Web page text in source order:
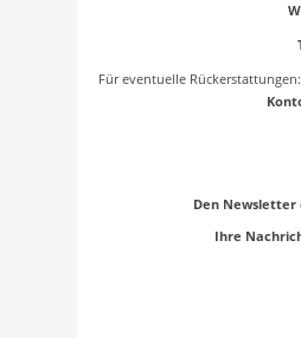
Für eventuelle Rückerstattungen:
Den
Ihre